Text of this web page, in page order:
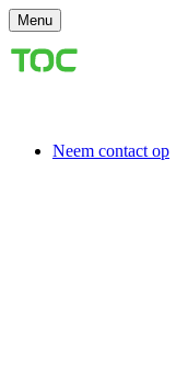
Menu
Neem contact op